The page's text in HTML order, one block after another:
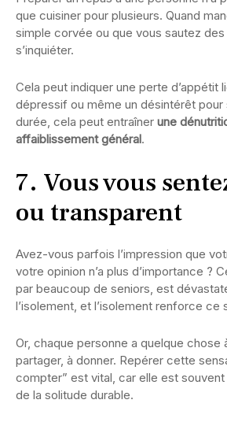
que cuisiner pour plusieurs. Quand
simple corvée ou que vous sautez des
s’inquiéter.
Cela peut indiquer une perte d’appétit
dépressif ou même un désintérêt pour
durée, cela peut entraîner une
affaiblissement général.
7. Vous vous
ou transparent
Avez-vous parfois l’impression que
votre opinion n’a plus d’importance ?
par beaucoup de seniors, est
l’isolement, et l’isolement renforce ce
Or, chaque personne a quelque chose
partager, à donner. Repérer cette
compter” est vital, car elle est souvent
de la solitude durable.